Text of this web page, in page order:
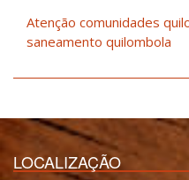
Atenção comunidades
saneamento quilombola
LOCALIZAÇÃO